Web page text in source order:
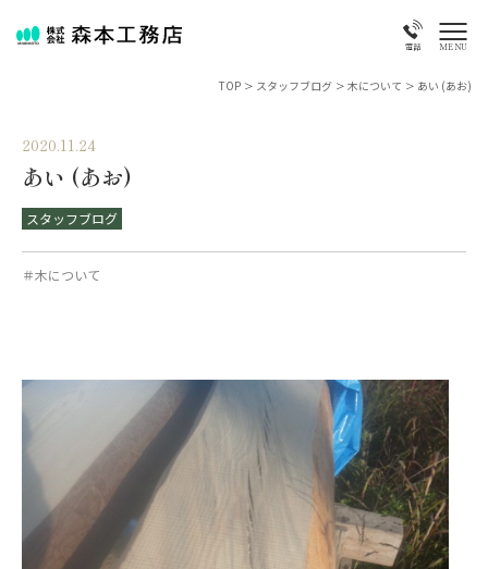
電話 MENU
TOP > スタッフブログ > 木について > あい (あお)
2020.11.24
あい (あお)
スタッフブログ
＃木について